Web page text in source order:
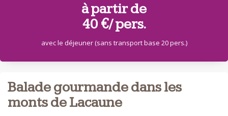
à partir de
40 €/ pers.
avec le déjeuner (sans transport base 20 pers.)
Balade gourmande dans les
monts de Lacaune